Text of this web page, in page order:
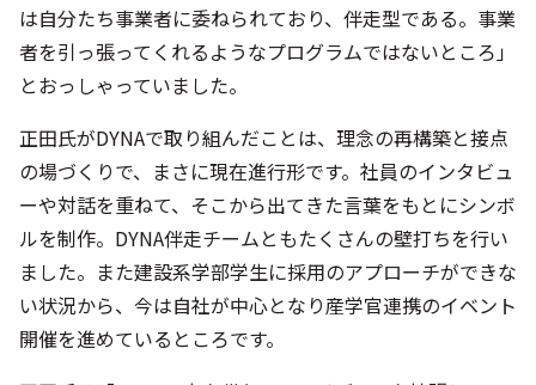
は自分たち事業者に委ねられており、伴走型である。事業
者を引っ張ってくれるようなプログラムではないところ」
とおっしゃっていました。
正田氏がDYNAで取り組んだことは、理念の再構築と接点
の場づくりで、まさに現在進行形です。社員のインタビュ
ーや対話を重ねて、そこから出てきた言葉をもとにシンボ
ルを制作。DYNA伴走チームともたくさんの壁打ちを行い
ました。また建設系学部学生に採用のアプローチができな
い状況から、今は自社が中心となり産学官連携のイベント
開催を進めているところです。